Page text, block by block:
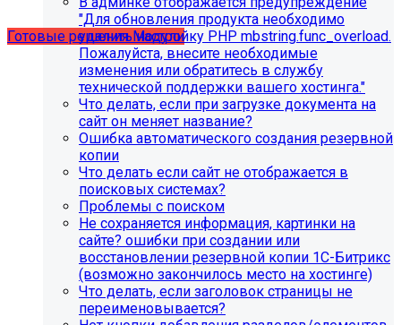
размещены в разделе "Учебные курсы"
Готовые решенияМодули
Инструкция по удалению ссылок на
социальные сети
"Для обновления продукта необходимо
удалить настройку PHP mbstring.func_overload.
Пожалуйста, внесите необходимые
изменения или обратитесь в службу
технической поддержки вашего хостинга."
Что делать, если при загрузке документа на
сайт он меняет название?
Ошибка автоматического создания резервной
копии
Что делать если сайт не отображается в
поисковых системах?
Проблемы с поиском
Не сохраняется информация, картинки на
сайте? ошибки при создании или
восстановлении резервной копии 1С-Битрикс
(возможно закончилось место на хостинге)
Что делать, если заголовок страницы не
переименовывается?